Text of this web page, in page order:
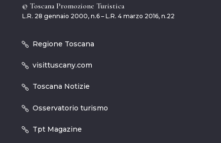
© Toscana Promozione Turistica
L.R. 28 gennaio 2000, n.6 – L.R. 4 marzo 2016, n.22
Regione Toscana
visittuscany.com
Toscana Notizie
Osservatorio turismo
Tpt Magazine